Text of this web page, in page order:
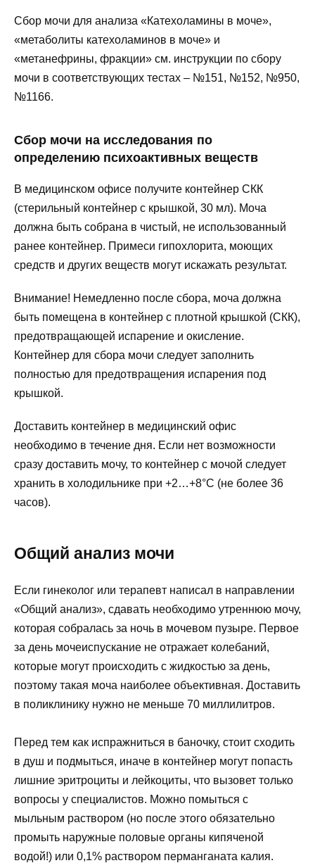
Сбор мочи для анализа «Катехоламины в моче»,
«метаболиты катехоламинов в моче» и
«метанефрины, фракции» см. инструкции по сбору
мочи в соответствующих тестах – №151, №152, №950,
№1166.
Сбор мочи на исследования по
определению психоактивных веществ
В медицинском офисе получите контейнер СКК
(стерильный контейнер с крышкой, 30 мл). Моча
должна быть собрана в чистый, не использованный
ранее контейнер. Примеси гипохлорита, моющих
средств и других веществ могут искажать результат.
Внимание! Немедленно после сбора, моча должна
быть помещена в контейнер с плотной крышкой (СКК),
предотвращающей испарение и окисление.
Контейнер для сбора мочи следует заполнить
полностью для предотвращения испарения под
крышкой.
Доставить контейнер в медицинский офис
необходимо в течение дня. Если нет возможности
сразу доставить мочу, то контейнер с мочой следует
хранить в холодильнике при +2…+8°C (не более 36
часов).
Общий анализ мочи
Если гинеколог или терапевт написал в направлении
«Общий анализ», сдавать необходимо утреннюю мочу,
которая собралась за ночь в мочевом пузыре. Первое
за день мочеиспускание не отражает колебаний,
которые могут происходить с жидкостью за день,
поэтому такая моча наиболее объективная. Доставить
в поликлинику нужно не меньше 70 миллилитров.
Перед тем как испражниться в баночку, стоит сходить
в душ и подмыться, иначе в контейнер могут попасть
лишние эритроциты и лейкоциты, что вызовет только
вопросы у специалистов. Можно помыться с
мыльным раствором (но после этого обязательно
промыть наружные половые органы кипяченой
водой!) или 0,1% раствором перманганата калия.